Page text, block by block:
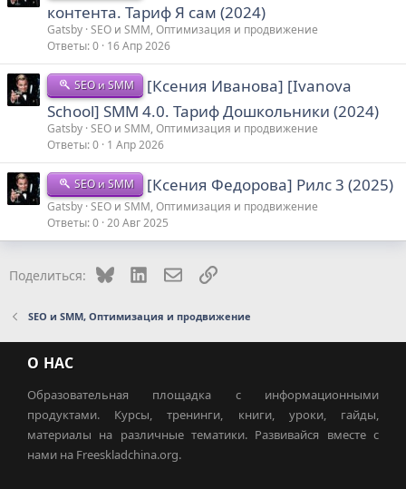
контента. Тариф Я сам (2024)
Gatsby SEO и SMM, Оптимизация и продвижение
Ответы 0 16 Апр 2026
SEO и SMM
[Ксения Иванова] [Ivanova
School] SMM 4.0. Тариф Дошкольники (2024)
Gatsby SEO и SMM, Оптимизация и продвижение
Ответы 0 1 Апр 2026
SEO и SMM [Ксения Федорова] Рилс 3 (2025)
Gatsby SEO и SMM, Оптимизация и продвижение
Ответы 0 20 Авг 2025
Поделиться: Bluesky LinkedInЭлектронная почта
Ссылка
SEO и SMM, Оптимизация и продвижение
О НАС
Образовательная площадка с информационными
продуктами. Курсы, тренинги, книги, уроки, гайды,
материалы на различные тематики. Развивайся вместе с
нами на Freeskladchina.org.